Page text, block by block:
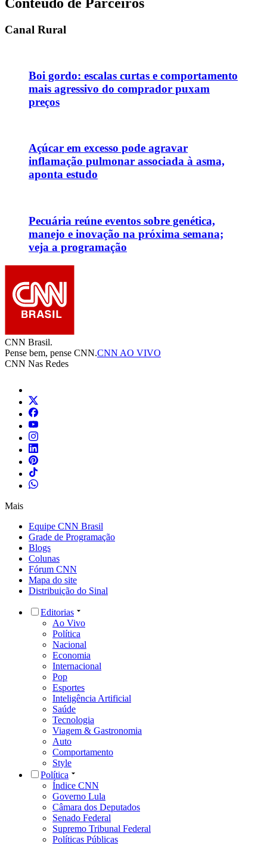
Canal Rural
Boi gordo: escalas curtas e comportamento
mais agressivo do comprador puxam
preços
Açúcar em excesso pode agravar
inflamação pulmonar associada à asma,
aponta estudo
Pecuária reúne eventos sobre genética,
manejo e inovação na próxima semana;
veja a programação
CNN Brasil.
Pense bem, pense CNN.CNN AO VIVO
CNN Nas Redes
Mais
Equipe CNN Brasil
Grade de Programação
Blogs
Colunas
Fórum CNN
Mapa do site
Distribuição do Sinal
Editorias
Ao Vivo
Política
Nacional
Economia
Internacional
Pop
Esportes
Inteligência Artificial
Saúde
Tecnologia
Viagem & Gastronomia
Auto
Comportamento
Style
Política
Índice CNN
Governo Lula
Câmara dos Deputados
Senado Federal
Supremo Tribunal Federal
Políticas Públicas